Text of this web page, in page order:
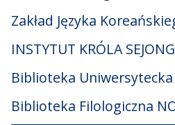
Zakład Języka
INSTYTUT KRÓLA
Biblioteka Uniwersytecka
Biblioteka Filologiczna